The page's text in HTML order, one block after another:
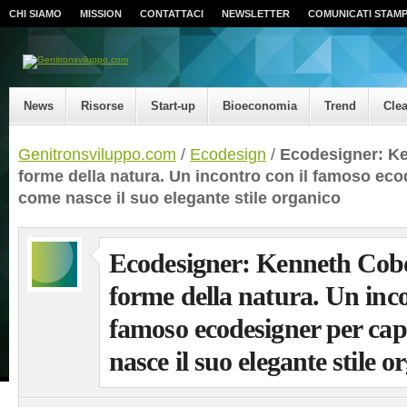
CHI SIAMO MISSION CONTATTACI NEWSLETTER COMUNICATI
News Risorse Start-up Bioeconomia Trend
Genitronsviluppo.com / Ecodesign / Ecodesigner:
forme della natura. Un incontro con il famoso
come nasce il suo elegante stile organico
Ecodesigner: Kenneth
forme della natura. Un
famoso ecodesigner per
nasce il suo elegante stile